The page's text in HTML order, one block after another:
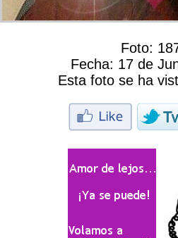
Foto:
Fecha: 17 de
Esta foto se ha